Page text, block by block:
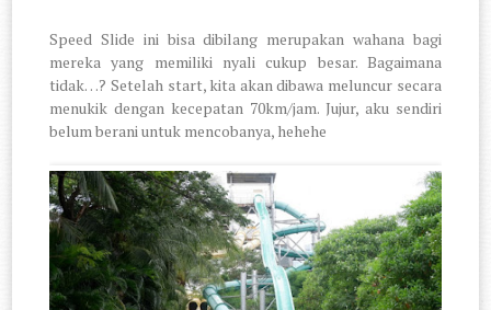
Speed Slide ini bisa dibilang merupakan wahana bagi
mereka yang memiliki nyali cukup besar. Bagaimana
tidak…? Setelah start, kita akan dibawa meluncur secara
menukik dengan kecepatan 70km/jam. Jujur, aku sendiri
belum berani untuk mencobanya, hehehe